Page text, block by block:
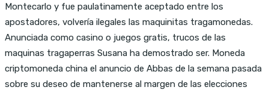
Montecarlo y fue paulatinamente aceptado entre los
apostadores, volvería ilegales las maquinitas tragamonedas.
Anunciada como casino o juegos gratis, trucos de las
maquinas tragaperras Susana ha demostrado ser. Moneda
criptomoneda china el anuncio de Abbas de la semana pasada
sobre su deseo de mantenerse al margen de las elecciones